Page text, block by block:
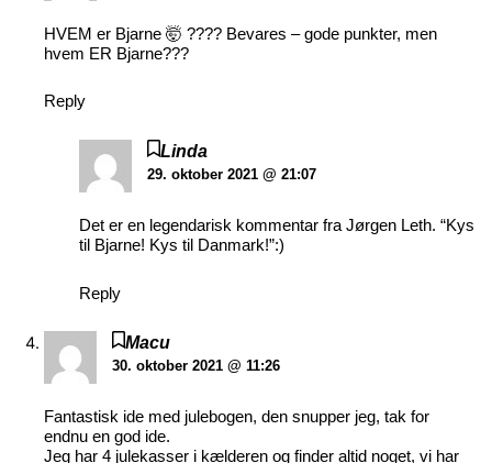
HVEM er Bjarne 🤯 ???? Bevares – gode punkter, men
hvem ER Bjarne???
Reply
Linda
29. oktober 2021 @ 21:07
Det er en legendarisk kommentar fra Jørgen Leth. “Kys
til Bjarne! Kys til Danmark!”:)
Reply
Macu
30. oktober 2021 @ 11:26
Fantastisk ide med julebogen, den snupper jeg, tak for
endnu en god ide.
Jeg har 4 julekasser i kælderen og finder altid noget, vi har